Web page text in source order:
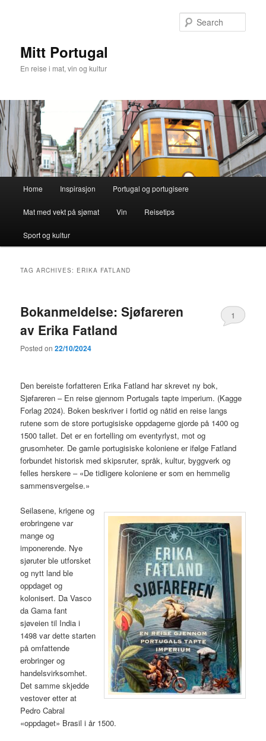
Mitt Portugal
En reise i mat, vin og kultur
Home Inspirasjon Portugal og portugisere
Mat med vekt på sjømat Vin Reisetips
Sport og kultur
TAG ARCHIVES: ERIKA FATLAND
Bokanmeldelse: Sjøfareren
av Erika Fatland
Posted on22/10/2024
1
Den bereiste forfatteren Erika Fatland har skrevet ny bok,
Sjøfareren – En reise gjennom Portugals tapte imperium. (Kagge
Forlag 2024). Boken beskriver i fortid og nåtid en reise langs
rutene som de store portugisiske oppdagerne gjorde på 1400 og
1500 tallet. Det er en fortelling om eventyrlyst, mot og
grusomheter. De gamle portugisiske koloniene er ifølge Fatland
forbundet historisk med skipsruter, språk, kultur, byggverk og
felles herskere – «De tidligere koloniene er som en hemmelig
sammensvergelse.»
Seilasene, krigene og
erobringene var
mange og
imponerende. Nye
sjøruter ble utforsket
og nytt land ble
oppdaget og
kolonisert. Da Vasco
da Gama fant
sjøveien til India i
1498 var dette starten
på omfattende
erobringer og
handelsvirksomhet.
Det samme skjedde
vestover etter at
Pedro Cabral
«oppdaget» Brasil i år 1500.